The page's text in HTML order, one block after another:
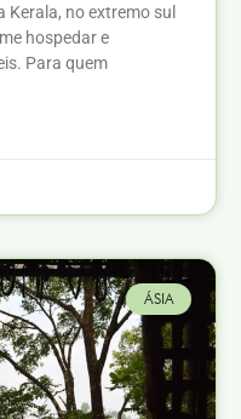
Kerala, no extremo sul
hospedar e
Para quem
ÁSIA